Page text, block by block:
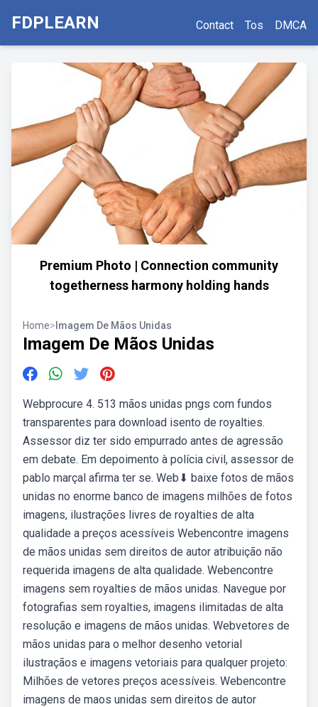
FDPLEARN Contact Tos DMCA
Premium Photo | Connection community
togetherness harmony holding hands
Home> Imagem De Mãos Unidas
Imagem De Mãos Unidas
Webprocure 4. 513 mãos unidas pngs com fundos
transparentes para download isento de royalties.
Assessor diz ter sido empurrado antes de agressão
em debate. Em depoimento à polícia civil, assessor de
pablo marçal afirma ter se. Web⬇ baixe fotos de mãos
unidas no enorme banco de imagens milhões de fotos
imagens, ilustrações livres de royalties de alta
qualidade a preços acessíveis Webencontre imagens
de mãos unidas sem direitos de autor atribuição não
requerida imagens de alta qualidade. Webencontre
imagens sem royalties de mãos unidas. Navegue por
fotografias sem royalties, imagens ilimitadas de alta
resolução e imagens de mãos unidas. Webvetores de
mãos unidas para o melhor desenho vetorial
ilustraçãos e imagens vetoriais para qualquer projeto:
Milhões de vetores preços acessíveis. Webencontre
imagens de maos unidas sem direitos de autor